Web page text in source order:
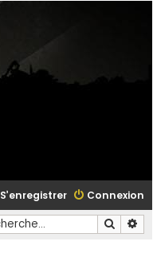
Connexion
S’enregistrer